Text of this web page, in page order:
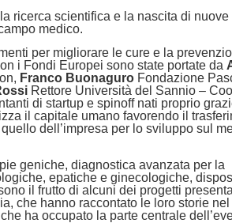
ricerca scientifica e la nascita di
medico.
per migliorare le cure e la
i Fondi Europei sono state portate da
Franco Buonaguro Fondazione
Rettore Università del Sannio –
di startup e spinoff nati proprio
il capitale umano favorendo il
dell’impresa per lo sviluppo sul
geniche, diagnostica avanzata per la
epatiche e ginecologiche,
il frutto di alcuni dei progetti
che hanno raccontato le loro storie nel
ha occupato la parte centrale